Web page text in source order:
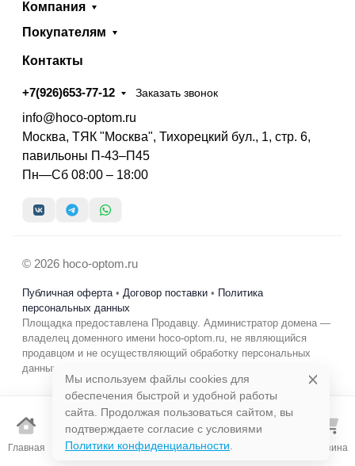
Главная Каталог Поиск Корзина
Компания
Покупателям
Контакты
+7(926)653-77-12 Заказать звонок
info@hoco-optom.ru
Москва, ТЯК "Москва", Тихорецкий бул., 1, стр. 6,
павильоны П-43–П45
Пн—Сб 08:00 – 18:00
© 2026 hoco-optom.ru
Публичная оферта• Договор поставки • Политика
персональных данных
Площадка предоставлена Продавцу. Администратор домена —
владелец доменного имени hoco-optom.ru, не являющийся
продавцом и не осуществляющий обработку персональных
данных в коммерческих целях.
Мы используем файлы cookies для
обеспечения быстрой и удобной работы
сайта. Продолжая пользоваться сайтом, вы
подтверждаете согласие с условиями
Политики конфиденциальности